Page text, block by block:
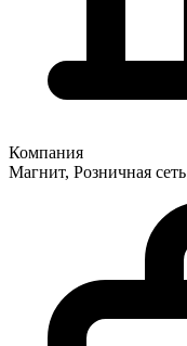
Компания
Магнит, Розничная сеть